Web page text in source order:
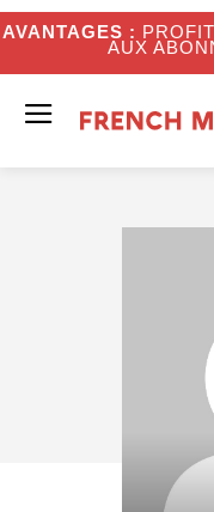
AVANTAGES :
AUX